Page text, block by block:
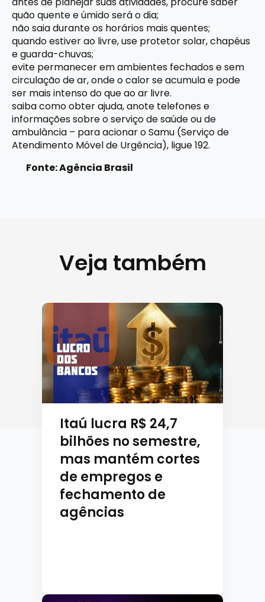
quão quente e úmido será o dia;
não saia durante os horários mais quentes;
quando estiver ao livre, use protetor solar, chapéus
e guarda-chuvas;
evite permanecer em ambientes fechados e sem
circulação de ar, onde o calor se acumula e pode
ser mais intenso do que ao ar livre.
saiba como obter ajuda, anote telefones e
informações sobre o serviço de saúde ou de
ambulância – para acionar o Samu (Serviço de
Atendimento Móvel de Urgência), ligue 192.
Fonte: Agência Brasil
Veja também
Itaú lucra R$ 24,7
bilhões no semestre,
mas mantém cortes
de empregos e
fechamento de
agências